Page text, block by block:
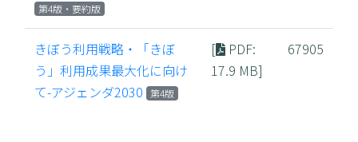
第4版・要約版
きぼう利用戦略・「きぼ
う」利用成果最大化に向け
て-アジェンダ2030 第4版
[ PDF:
17.9 MB]
67905